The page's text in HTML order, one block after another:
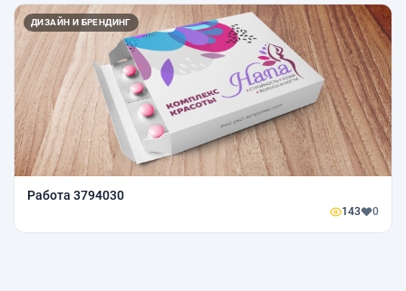
ДИЗАЙН И БРЕНДИНГ
Работа 3794030
143 0